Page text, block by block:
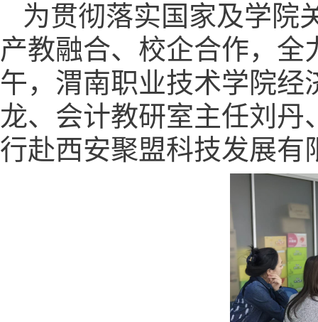
为贯彻落实国家及学院
产教融合、校企合作，全
午，渭南职业技术学院
龙、会计教研室主任刘丹
行赴西安聚盟科技发展有